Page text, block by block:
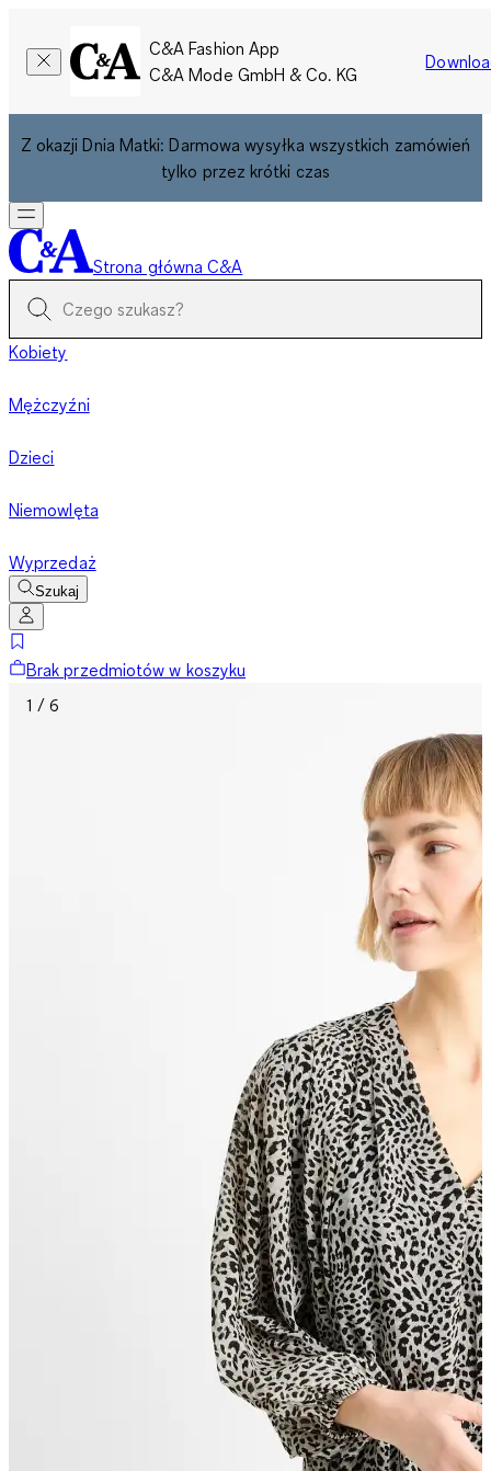
C&A Fashion App
C&A Mode GmbH & Co. KG
Z okazji Dnia Matki: Darmowa wysyłka wszystkich zamówień
tylko przez krótki czas
Strona główna C&A
Kobiety
Mężczyźni
Dzieci
Niemowlęta
Wyprzedaż
Szukaj
Brak przedmiotów w koszyku
1 / 6